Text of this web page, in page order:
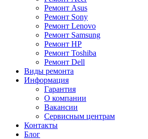
Ремонт Asus
Ремонт Sony
Ремонт Lenovo
Ремонт Samsung
Ремонт HP
Ремонт Toshiba
Ремонт Dell
Виды ремонта
Информация
Гарантия
О компании
Вакансии
Сервисным центрам
Контакты
Блог